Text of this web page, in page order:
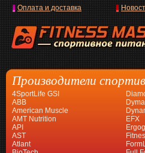
Оплата и доставка
Производители
4SportLife GSI
ABB
American Muscle
AMT Nutrition
API
AST
Atlant
EFX